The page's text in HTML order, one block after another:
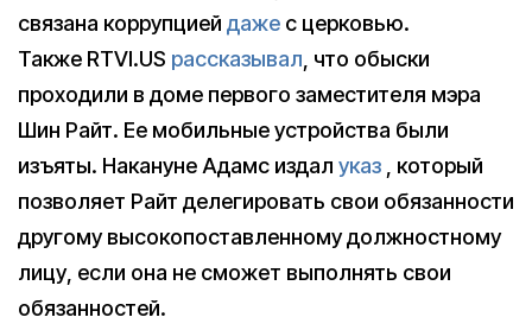
связана коррупцией даже с церковью.
Также RTVI.US рассказывал, что обыски
проходили в доме первого заместителя мэра
Шин Райт. Ее мобильные устройства были
изъяты. Накануне Адамс издал указ , который
позволяет Райт делегировать свои обязанности
другому высокопоставленному должностному
лицу, если она не сможет выполнять свои
обязанностей.